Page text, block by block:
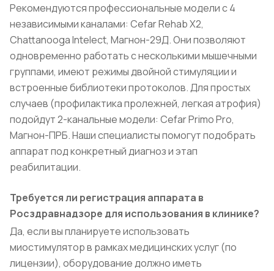
Рекомендуются профессиональные модели с 4
независимыми каналами: Cefar Rehab X2,
Chattanooga Intelect, Магнон-29Д. Они позволяют
одновременно работать с несколькими мышечными
группами, имеют режимы двойной стимуляции и
встроенные библиотеки протоколов. Для простых
случаев (профилактика пролежней, легкая атрофия)
подойдут 2-канальные модели: Cefar Primo Pro,
Магнон-ПРБ. Наши специалисты помогут подобрать
аппарат под конкретный диагноз и этап
реабилитации.
Требуется ли регистрация аппарата в
Росздравнадзоре для использования в клинике?
Да, если вы планируете использовать
миостимулятор в рамках медицинских услуг (по
лицензии), оборудование должно иметь